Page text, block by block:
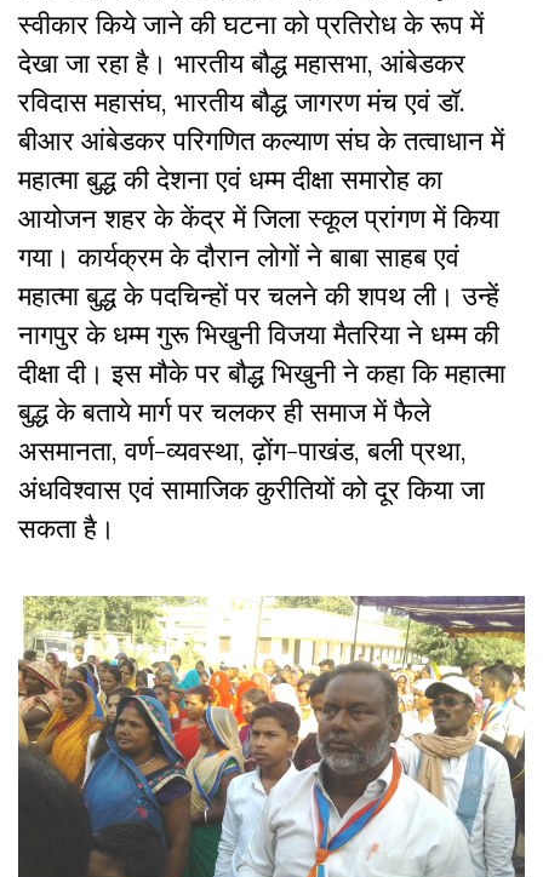
स्वीकार किये जाने की घटना को प्रतिरोध के रूप में
देखा जा रहा है। भारतीय बौद्ध महासभा, आंबेडकर
रविदास महासंघ, भारतीय बौद्ध जागरण मंच एवं डॉ.
बीआर आंबेडकर परिगणित कल्याण संघ के तत्वाधान में
महात्मा बुद्ध की देशना एवं धम्म दीक्षा समारोह का
आयोजन शहर के केंद्र में जिला स्कूल प्रांगण में किया
गया। कार्यक्रम के दौरान लोगों ने बाबा साहब एवं
महात्मा बुद्ध के पदचिन्हों पर चलने की शपथ ली। उन्हें
नागपुर के धम्म गुरू भिखुनी विजया मैतरिया ने धम्म की
दीक्षा दी। इस मौके पर बौद्ध भिखुनी ने कहा कि महात्मा
बुद्ध के बताये मार्ग पर चलकर ही समाज में फैले
असमानता, वर्ण-व्यवस्था, ढ़ोंग-पाखंड, बली प्रथा,
अंधविश्वास एवं सामाजिक कुरीतियों को दूर किया जा
सकता है।